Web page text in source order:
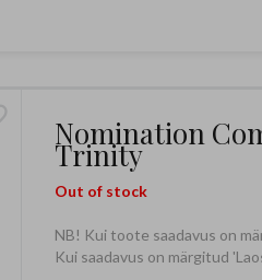
Nomination
Trinity
Out of stock
NB! Kui toote saadavus on
Kui saadavus on märgitud